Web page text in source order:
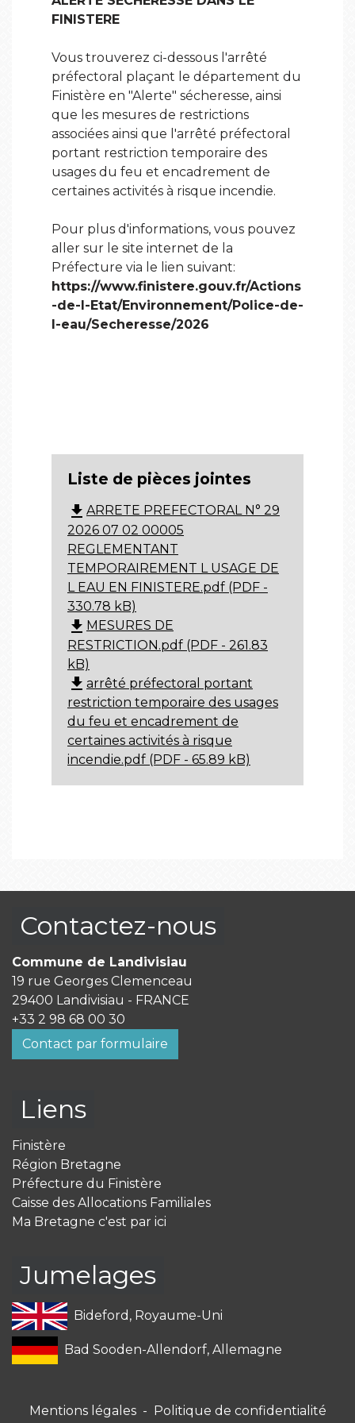
FINISTERE
Vous trouverez ci-dessous l'arrêté
préfectoral plaçant le département du
Finistère en "Alerte" sécheresse, ainsi
que les mesures de restrictions
associées ainsi que l'arrêté préfectoral
portant restriction temporaire des
usages du feu et encadrement de
certaines activités à risque incendie.
Pour plus d'informations, vous pouvez
aller sur le site internet de la
Préfecture via le lien suivant:
https://www.finistere.gouv.fr/Actions
-de-l-Etat/Environnement/Police-de-
l-eau/Secheresse/2026
Liste de pièces jointes
file_download ARRETE PREFECTORAL N° 29
2026 07 02 00005
REGLEMENTANT
TEMPORAIREMENT L USAGE DE
L EAU EN FINISTERE.pdf (PDF -
330.78 kB)
file_download MESURES DE
RESTRICTION.pdf (PDF - 261.83
kB)
file_download arrêté préfectoral portant
restriction temporaire des usages
du feu et encadrement de
certaines activités à risque
incendie.pdf (PDF - 65.89 kB)
Contactez-nous
Commune de Landivisiau
19 rue Georges Clemenceau
29400 Landivisiau - FRANCE
+33 2 98 68 00 30
Contact par formulaire
Liens
Finistère
Région Bretagne
Préfecture du Finistère
Caisse des Allocations Familiales
Ma Bretagne c'est par ici
Jumelages
Bideford, Royaume-Uni
Bad Sooden-Allendorf, Allemagne
Mentions légales -
Politique de confidentialité